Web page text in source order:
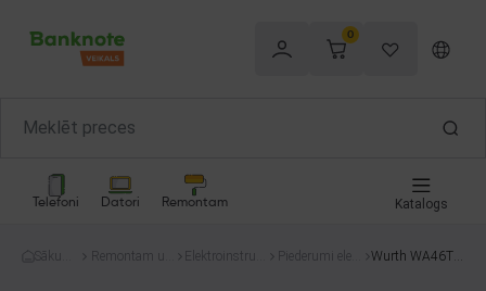
0
Telefoni Datori Remontam Katalogs
Sākum
Remontam un
Elektroinstru
Piederumi elekt
Wurth WA46TB